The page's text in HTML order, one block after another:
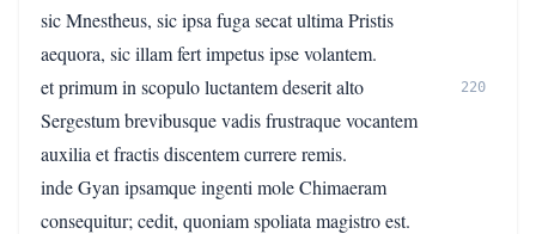
sic Mnestheus, sic ipsa fuga secat ultima Pristis
aequora, sic illam fert impetus ipse volantem.
et primum in scopulo luctantem deserit alto
220
Sergestum brevibusque vadis frustraque vocantem
auxilia et fractis discentem currere remis.
inde Gyan ipsamque ingenti mole Chimaeram
consequitur; cedit, quoniam spoliata magistro est.